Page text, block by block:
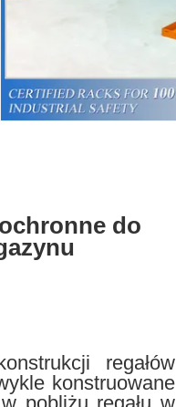
do
regałów
konstruowane